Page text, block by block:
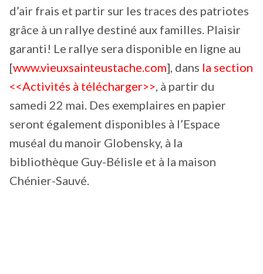
d’air frais et partir sur les traces des patriotes
grâce à un rallye destiné aux familles. Plaisir
garanti! Le rallye sera disponible en ligne au
[www.vieuxsainteustache.com], dans la section
<<Activités à télécharger>>, à partir du
samedi 22 mai. Des exemplaires en papier
seront également disponibles à l’Espace
muséal du manoir Globensky, à la
bibliothèque Guy-Bélisle et à la maison
Chénier-Sauvé.